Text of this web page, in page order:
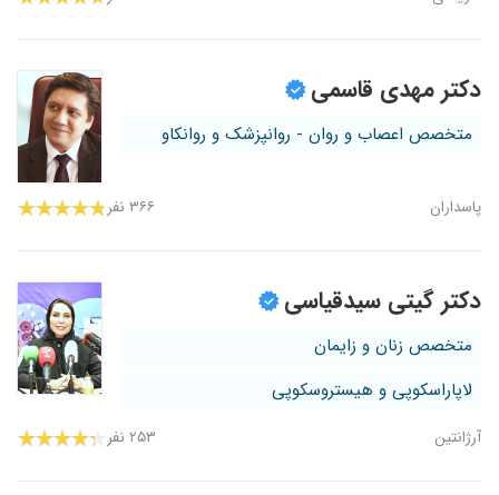
دکتر مهدی قاسمی
متخصص اعصاب و روان - روانپزشک و روانکاو
پاسداران ۳۶۶ نفر
دکتر گیتی سیدقیاسی
متخصص زنان و زایمان
لاپاراسکوپی و هیستروسکوپی
آرژانتین ۲۵۳ نفر